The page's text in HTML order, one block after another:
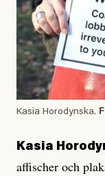
Kasia Horodynska.
Kasia
affischer och